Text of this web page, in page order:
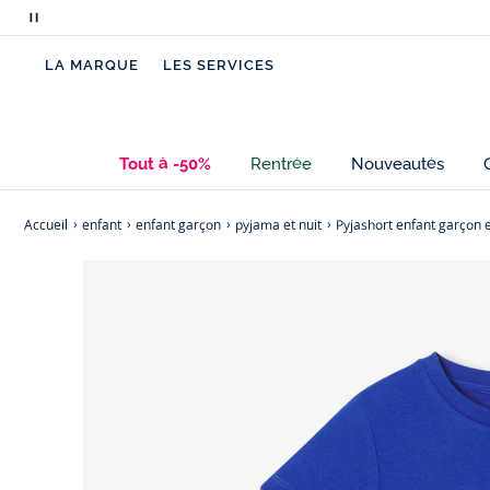
Mettre
pause
LA MARQUE LES SERVICES
Tout à -50% Rentrée Nouveautés
Accueil enfant enfant garçon pyjama et nuit Pyjashort enfant garçon